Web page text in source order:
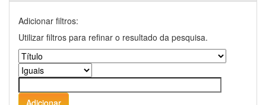
Adicionar filtros:
Utilizar filtros para refinar o resultado da pesquisa.